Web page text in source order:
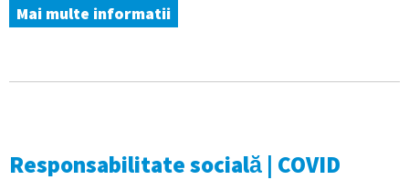
Mai multe informatii
Responsabilitate socială | COVID